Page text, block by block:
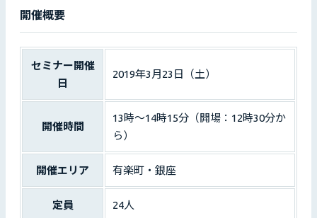
開催概要
セミナー開催
日
2019年3月23日（土）
開催時間
13時〜14時15分（開場：12時30分か
ら）
開催エリア 有楽町・銀座
定員 24人